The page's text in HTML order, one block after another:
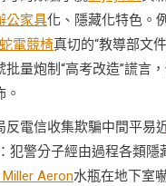
公家具化、隱藏化特色。
電競椅真切的“教導部文
量炮制“高考改造”謊言
反電信收集欺騙中間平易
犯警分子經由過程各類隱
Aeron水瓶在地下室